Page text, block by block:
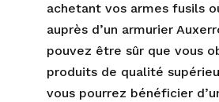
achetant vos armes fusils
auprès d’un armurier
pouvez être sûr que vous
produits de qualité
vous pourrez bénéficier